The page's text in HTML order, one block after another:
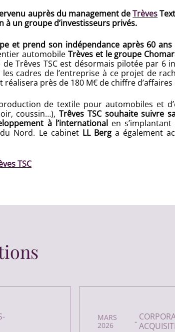
auprès du management deTrèves
à un groupe d’investisseurs privés.
et prend son indépendance après 60
automobile Trèves et le groupe
de Trêves TSC est désormais pilotée par 6
les cadres de l’entreprise à ce projet de
réalisera près de 180 M€ de chiffre d’affaires
de textile pour automobiles et
coussin…),Trêves TSC souhaite suivre
à l’internationalen
Nord. Le cabinet LL Berg a également
TSC
MARS
2026
-